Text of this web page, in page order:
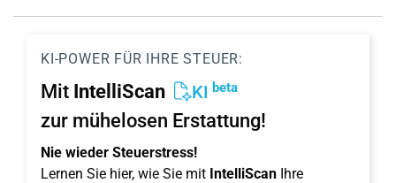
KI-POWER FÜR IHRE STEUER:
Mit IntelliScan KI beta
zur mühelosen Erstattung!
Nie wieder Steuerstress!
Lernen Sie hier, wie Sie mit IntelliScan Ihre